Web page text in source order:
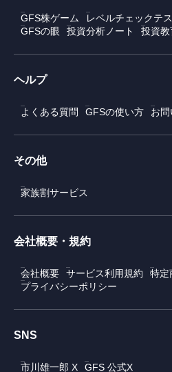
GFS株ゲーム レベルチェックテ
GFSの眼
投資分析ノート 投資教
ヘルプ
よくある質問 GFSの使い方 お
その他
家族割サービス
会社概要・規約
会社概要 サービス利用規約
特定
プライバシーポリシー
SNS
市川雄一郎 X GFS 公式X